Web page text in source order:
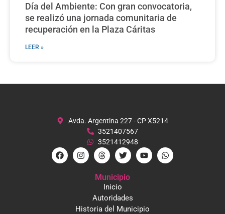
Día del Ambiente: Con gran convocatoria,
se realizó una jornada comunitaria de
recuperación en la Plaza Cáritas
LEER »
Avda. Argentina 227 - CP X5214
3521407567
3521412948
Municipio
Inicio
Autoridades
Historia del Municipio